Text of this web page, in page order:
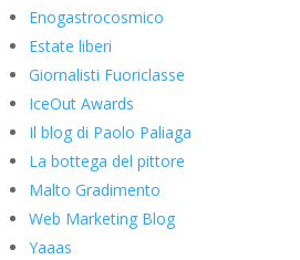
Enogastrocosmico
Estate liberi
Giornalisti Fuoriclasse
IceOut Awards
Il blog di Paolo Paliaga
La bottega del pittore
Malto Gradimento
Web Marketing Blog
Yaaas